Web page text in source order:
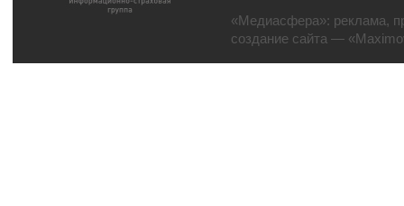
«Медиасфера»: реклама,
создание сайта —